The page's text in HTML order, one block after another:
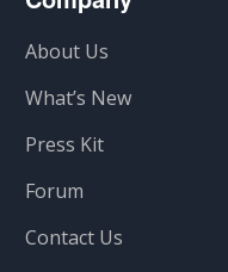
About Us
What’s New
Press Kit
Forum
Contact Us